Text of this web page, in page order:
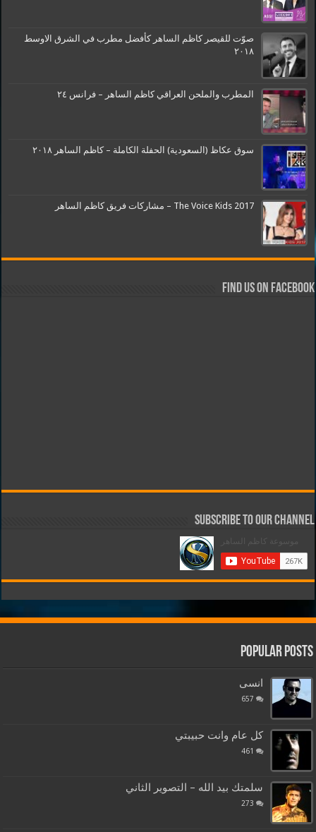
صوّت للقيصر كاظم الساهر كأفضل مطرب في الشرق الاوسط
٢٠١٨
المطرب والملحن العراقي كاظم الساهر – فرانس ٢٤
سوق عكاظ (السعودية) الحفلة الكاملة – كاظم الساهر ٢٠١٨
The Voice Kids 2017 – مشاركات فريق كاظم الساهر
Find us on Facebook
Subscribe to our Channel
Popular Posts
انسى
657
كل عام وانت حبيبتي
461
سلمتك بيد الله – التصوير الثاني
273